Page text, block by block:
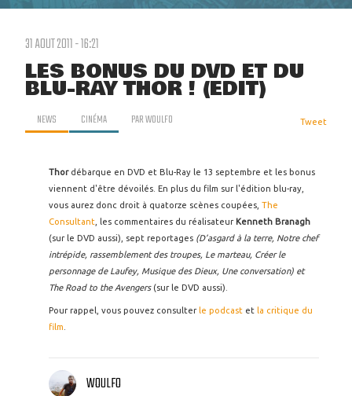
31 AOUT 2011 - 16:21
LES BONUS DU DVD ET DU
BLU-RAY THOR ! (EDIT)
NEWS CINÉMA PARWOULFO Tweet
Thordébarque en DVD et Blu-Ray le 13 septembre et les bonus
viennent d'être dévoilés. En plus du film sur l'édition blu-ray,
vous aurez donc droit à quatorze scènes coupées, The
Consultant , les commentaires du réalisateur Kenneth Branagh
(sur le DVD aussi), sept reportages (D’asgard à la terre, Notre chef
intrépide, rassemblement des troupes, Le marteau, Créer le
personnage de Laufey, Musique des Dieux, Une conversation) et
The Road to the Avengers (sur le DVD aussi).
Pour rappel, vous pouvez consulter le podcast et la critique du
film
WOULFO